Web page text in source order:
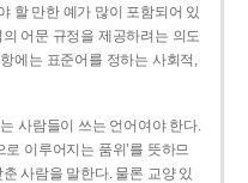
할 만한 예가 많이 포함되어 있
어문 규정을 제공하려는 의도
에는 표준어를 정하는 사회적,
사람들이 쓰는 언어여야 한다.
이루어지는 품위’를 뜻하므
사람을 말한다. 물론 교양 있